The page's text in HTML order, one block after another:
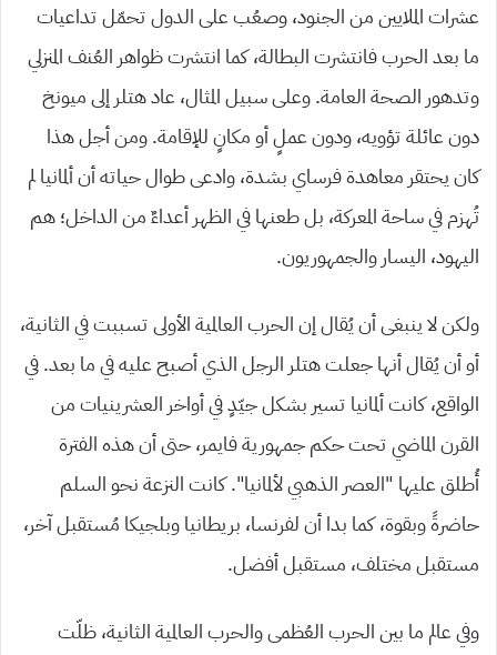
عشرات الملايين من الجنود، وصعُب على الدول تحمّل تداعيات
ما بعد الحرب فانتشرت البطالة، كما انتشرت ظواهر العُنف المنزلي
وتدهور الصحة العامة. وعلى سبيل المثال، عاد هتلر إلى ميونخ
دون عائلة تؤويه، ودون عملٍ أو مكانٍ للإقامة. ومن أجل هذا
كان يحتقر معاهدة فرساي بشدة، وادعى طوال حياته أن ألمانيا لم
تُهزم في ساحة المعركة، بل طعنها في الظهر أعداءٌ من الداخل؛ هم
اليهود، اليسار والجمهوريون.
ولكن لا ينبغى أن يُقال إن الحرب العالمية الأولى تسببت في الثانية،
أو أن يُقال أنها جعلت هتلر الرجل الذي أصبح عليه في ما بعد. في
الواقع، كانت ألمانيا تسير بشكل جيّدٍ في أواخر العشرينيات من
القرن الماضي تحت حكم جمهورية فايمر، حتى أن هذه الفترة
أُطلق عليها “العصر الذهبي لألمانيا”. كانت النزعة نحو السلم
حاضرةً وبقوة، كما بدا أن لفرنسا، بريطانيا وبلجيكا مُستقبل آخر،
مستقبل مختلف، مستقبل أفضل.
وفي عالم ما بين الحرب العُظمى والحرب العالمية الثانية، ظلّت